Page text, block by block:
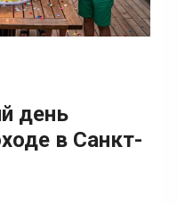
день
в Санкт-